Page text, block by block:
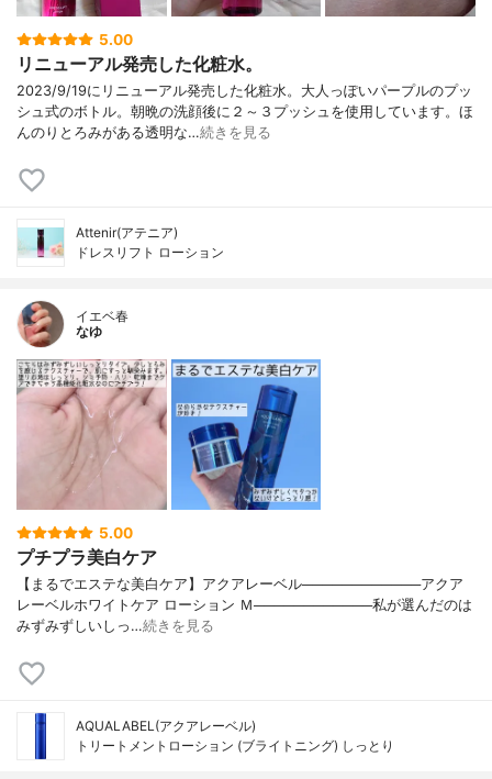
5.00
リニューアル発売した化粧水。
2023/9/19にリニューアル発売した化粧水。大人っぽいパープルのプッ
シュ式のボトル。朝晩の洗顔後に２～３プッシュを使用しています。ほ
んのりとろみがある透明な…続きを見る
Attenir(アテニア)
ドレスリフト ローション
イエベ春
なゆ
5.00
プチプラ美白ケア
【まるでエステな美白ケア】アクアレーベル────────────アクア
レーベルホワイトケア ローション Ｍ────────────私が選んだのは
みずみずしいしっ…続きを見る
AQUALABEL(アクアレーベル)
トリートメントローション (ブライトニング) しっとり